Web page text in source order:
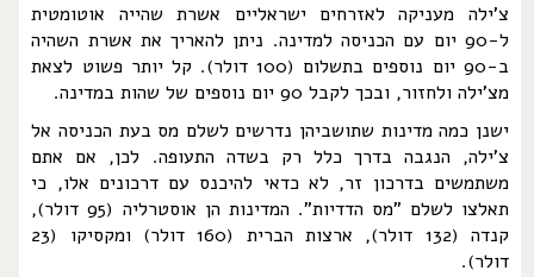
צ'ילה מעניקה לאזרחים ישראליים אשרת שהייה אוטומטית
ל-90 יום עם הכניסה למדינה. ניתן להאריך את אשרת השהיה
ב-90 יום נוספים בתשלום (100 דולר). קל יותר פשוט לצאת
מצ'ילה ולחזור, ובכך לקבל 90 יום נוספים של שהות במדינה.
ישנן כמה מדינות שתושביהן נדרשים לשלם מס בעת הכניסה אל
צ'ילה, הנגבה בדרך כלל רק בשדה התעופה. לכן, אם אתם
משתמשים בדרכון זר, לא כדאי להיכנס עם דרכונים אלו, כי
תאלצו לשלם "מס הדדיות". המדינות הן אוסטרליה (95 דולר),
קנדה (132 דולר), ארצות הברית (160 דולר) ומקסיקו (23
דולר).